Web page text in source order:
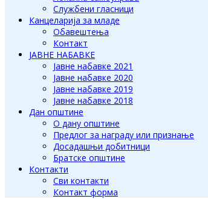
Службени гласници
Канцеларија за младе
Обавештења
Контакт
ЈАВНЕ НАБАВКЕ
Јавне набавке 2021
Јавне набавке 2020
Јавне набавке 2019
Јавне набавке 2018
Дан општине
О дану општине
Предлог за награду или признање
Досадашњи добитници
Братске општине
Контакти
Сви контакти
Контакт форма